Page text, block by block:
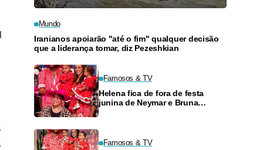
Mundo
Iranianos apoiarão "até o fim" qualquer decisão
que a liderança tomar, diz Pezeshkian
Famosos & TV
Helena fica de fora de festa
junina de Neymar e Bruna
Famosos & TV